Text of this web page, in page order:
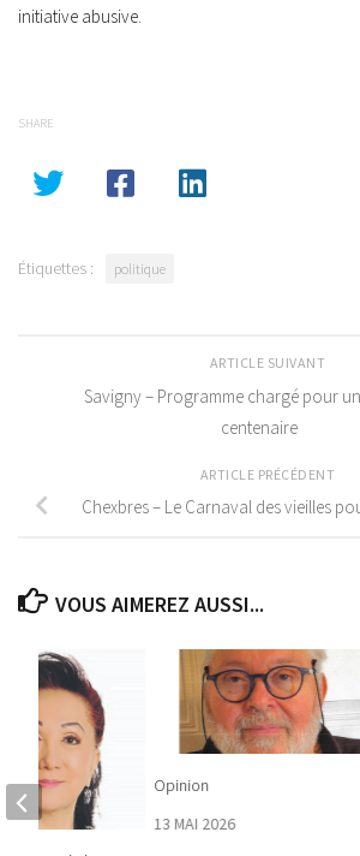
initiative abusive.
SHARE
Étiquettes : politique
ARTICLE SUIVANT
Savigny – Programme chargé pour
centenaire
ARTICLE PRÉCÉDENT
Chexbres – Le Carnaval des vieilles
VOUS AIMEREZ AUSSI...
Opinion
13 MAI 2026